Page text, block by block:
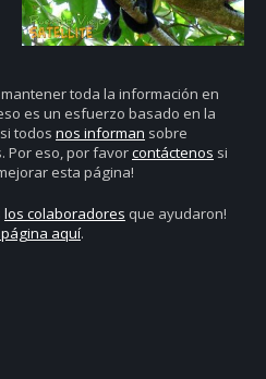
toda la información en
es un esfuerzo basado en la
todos nos informan sobre
Por eso, por favorcontáctenos si
esta página!
los colaboradores que ayudaron!
aquí.